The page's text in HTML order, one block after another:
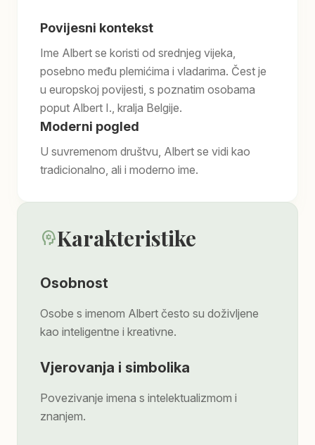
Povijesni kontekst
Ime Albert se koristi od srednjeg vijeka,
posebno među plemićima i vladarima. Čest je
u europskoj povijesti, s poznatim osobama
poput Albert I., kralja Belgije.
Moderni pogled
U suvremenom društvu, Albert se vidi kao
tradicionalno, ali i moderno ime.
psychologyKarakteristike
Osobnost
Osobe s imenom Albert često su doživljene
kao inteligentne i kreativne.
Vjerovanja i simbolika
Povezivanje imena s intelektualizmom i
znanjem.